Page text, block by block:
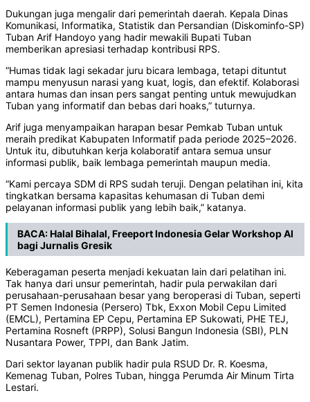
Dukungan juga mengalir dari pemerintah daerah. Kepala Dinas
Komunikasi, Informatika, Statistik dan Persandian (Diskominfo-SP)
Tuban Arif Handoyo yang hadir mewakili Bupati Tuban
memberikan apresiasi terhadap kontribusi RPS.
“Humas tidak lagi sekadar juru bicara lembaga, tetapi dituntut
mampu menyusun narasi yang kuat, logis, dan efektif. Kolaborasi
antara humas dan insan pers sangat penting untuk mewujudkan
Tuban yang informatif dan bebas dari hoaks,” tuturnya.
Arif juga menyampaikan harapan besar Pemkab Tuban untuk
meraih predikat Kabupaten Informatif pada periode 2025–2026.
Untuk itu, dibutuhkan kerja kolaboratif antara semua unsur
informasi publik, baik lembaga pemerintah maupun media.
“Kami percaya SDM di RPS sudah teruji. Dengan pelatihan ini, kita
tingkatkan bersama kapasitas kehumasan di Tuban demi
pelayanan informasi publik yang lebih baik,” katanya.
BACA:Halal Bihalal, Freeport Indonesia Gelar Workshop AI
bagi Jurnalis Gresik
Keberagaman peserta menjadi kekuatan lain dari pelatihan ini.
Tak hanya dari unsur pemerintah, hadir pula perwakilan dari
perusahaan-perusahaan besar yang beroperasi di Tuban, seperti
PT Semen Indonesia (Persero) Tbk, Exxon Mobil Cepu Limited
(EMCL), Pertamina EP Cepu, Pertamina EP Sukowati, PHE TEJ,
Pertamina Rosneft (PRPP), Solusi Bangun Indonesia (SBI), PLN
Nusantara Power, TPPI, dan Bank Jatim.
Dari sektor layanan publik hadir pula RSUD Dr. R. Koesma,
Kemenag Tuban, Polres Tuban, hingga Perumda Air Minum Tirta
Lestari.